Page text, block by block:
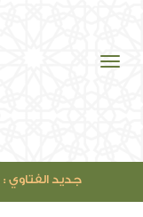
جديد الفتاوي :